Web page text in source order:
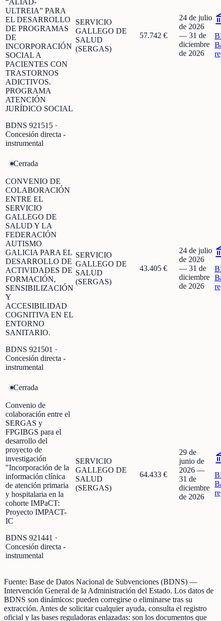
“ALIAD-
ULTREIA” PARA
EL DESARROLLO
DE PROGRAMAS
DE
INCORPORACIÓN
SOCIAL A
PACIENTES CON
TRASTORNOS
ADICTIVOS.
PROGRAMA
ATENCIÓN
JURÍDICO SOCIAL
BDNS 921515 ·
Concesión directa -
instrumental
SERVICIO
GALLEGO DE
SALUD
(SERGAS)
57.742 €
24 de julio
de 2026
— 31 de
diciembre
de 2026
Cerrada
CONVENIO DE
COLABORACIÓN
ENTRE EL
SERVICIO
GALLEGO DE
SALUD Y LA
FEDERACIÓN
AUTISMO
GALICIA PARA EL
DESARROLLO DE
ACTIVIDADES DE
FORMACIÓN,
SENSIBILIZACIÓN
Y
ACCESIBILIDAD
COGNITIVA EN EL
ENTORNO
SANITARIO.
BDNS 921501 ·
Concesión directa -
instrumental
SERVICIO
GALLEGO DE
SALUD
(SERGAS)
43.405 €
24 de julio
de 2026
— 31 de
diciembre
de 2026
Cerrada
Convenio de
colaboración entre el
SERGAS y
FPGIBGS para el
desarrollo del
proyecto de
investigación
"Incorporación de la
información clínica
de atención primaria
y hospitalaria en la
cohorte IMPaCT:
Proyecto IMPACT-
IC
BDNS 921441 ·
Concesión directa -
instrumental
SERVICIO
GALLEGO DE
SALUD
(SERGAS)
64.433 €
29 de
junio de
2026 —
31 de
diciembre
de 2026
Fuente: Base de Datos Nacional de Subvenciones (BDNS) —
Intervención General de la Administración del Estado. Los datos de
BDNS son dinámicos: pueden corregirse o eliminarse tras su
extracción. Antes de solicitar cualquier ayuda, consulta el registro
oficial y las bases reguladoras enlazadas: son los documentos que